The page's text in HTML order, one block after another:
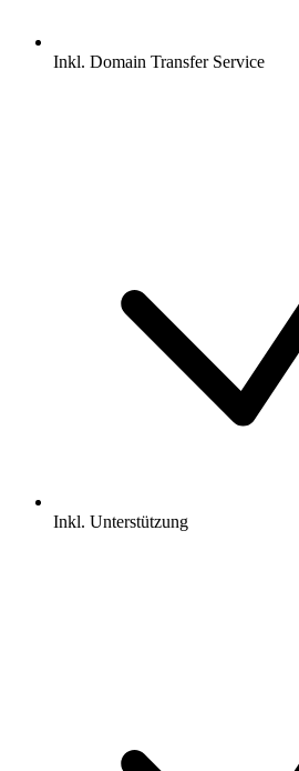
Inkl. Domain Transfer Service
Inkl. Unterstützung